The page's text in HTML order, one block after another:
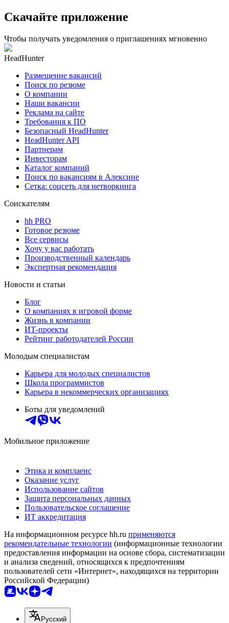
Скачайте приложение
Чтобы получать уведомления о приглашениях мгновенно
HeadHunter
Размещение вакансий
Поиск по резюме
О компании
Наши вакансии
Реклама на сайте
Требования к ПО
Безопасный HeadHunter
HeadHunter API
Партнерам
Инвесторам
Каталог компаний
Поиск по вакансиям в Алексине
Сетка: соцсеть для нетворкинга
Соискателям
hh PRO
Готовое резюме
Все сервисы
Хочу у вас работать
Производственный календарь
Экспертная рекомендация
Новости и статьи
Блог
О компаниях в игровой форме
Жизнь в компании
ИТ-проекты
Рейтинг работодателей России
Молодым специалистам
Карьера для молодых специалистов
Школа программистов
Карьера в некоммерческих организациях
Боты для уведомлений
Мобильное приложение
Этика и комплаенс
Оказание услуг
Использование сайтов
Защита персональных данных
Пользовательское соглашение
ИТ аккредитация
На информационном ресурсе hh.ru применяются
рекомендательные технологии (информационные технологии
предоставления информации на основе сбора, систематизации
и анализа сведений, относящихся к предпочтениям
пользователей сети «Интернет», находящихся на территории
Российской Федерации)
Русский